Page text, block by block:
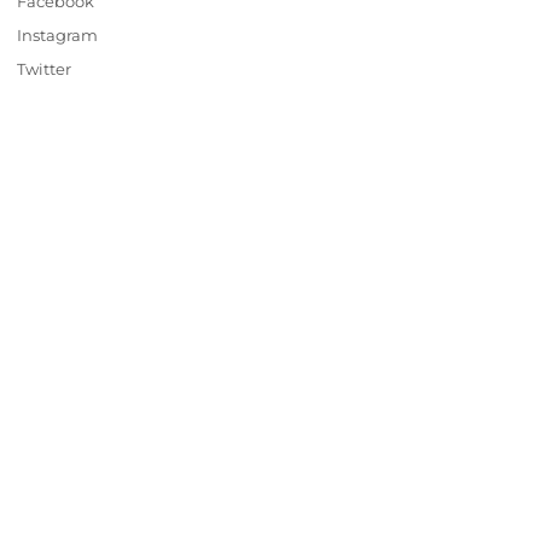
Instagram
Twitter